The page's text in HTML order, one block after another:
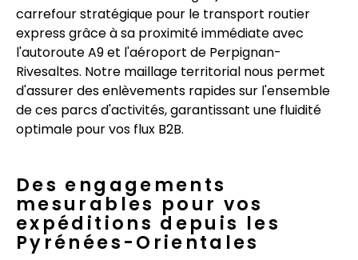
carrefour stratégique pour le transport routier
express grâce à sa proximité immédiate avec
l'autoroute A9 et l'aéroport de Perpignan-
Rivesaltes. Notre maillage territorial nous permet
d'assurer des enlèvements rapides sur l'ensemble
de ces parcs d'activités, garantissant une fluidité
optimale pour vos flux B2B.
Des engagements
mesurables pour vos
expéditions depuis les
Pyrénées-Orientales